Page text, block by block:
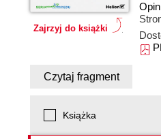
Zajrzyj do książki
Czytaj fragment
Książka